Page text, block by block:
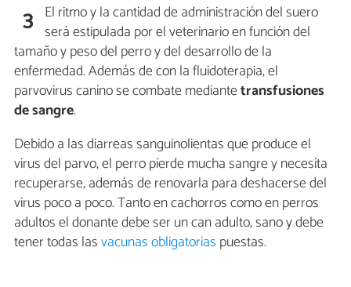
3 El ritmo y la cantidad de administración del suero
será estipulada por el veterinario en función del
tamaño y peso del perro y del desarrollo de la
enfermedad. Además de con la fluidoterapia, el
parvovirus canino se combate mediantetransfusiones
de sangre.
Debido a las diarreas sanguinolientas que produce el
virus del parvo, el perro pierde mucha sangre y necesita
recuperarse, además de renovarla para deshacerse del
virus poco a poco. Tanto en cachorros como en perros
adultos el donante debe ser un can adulto, sano y debe
tener todas lasvacunas obligatorias puestas.